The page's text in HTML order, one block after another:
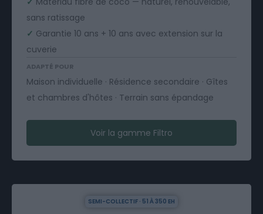
sans ratissage
✓ Garantie 10 ans + 10 ans avec extension sur la
cuverie
ADAPTÉ POUR
Maison individuelle · Résidence secondaire · Gîtes
et chambres d'hôtes · Terrain sans épandage
Voir la gamme Filtro
SEMI-COLLECTIF · 51 À 350 EH